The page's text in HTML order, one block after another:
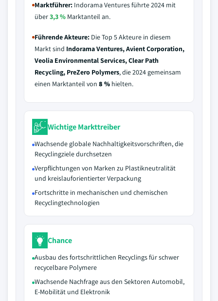
Marktführer: Indorama Ventures führte 2024 mit
über3,3 % Marktanteil an.
Führende Akteure: Die Top 5 Akteure in diesem
Markt sind Indorama Ventures, Avient Corporation,
Veolia Environmental Services, Clear Path
Recycling, PreZero Polymers, die 2024 gemeinsam
einen Marktanteil von 8 % hielten.
Wichtige Markttreiber
Wachsende globale Nachhaltigkeitsvorschriften, die
Recyclingziele durchsetzen
Verpflichtungen von Marken zu Plastikneutralität
und kreislauforientierter Verpackung
Fortschritte in mechanischen und chemischen
Recyclingtechnologien
Chance
Ausbau des fortschrittlichen Recyclings für schwer
recycelbare Polymere
Wachsende Nachfrage aus den Sektoren Automobil,
E-Mobilität und Elektronik